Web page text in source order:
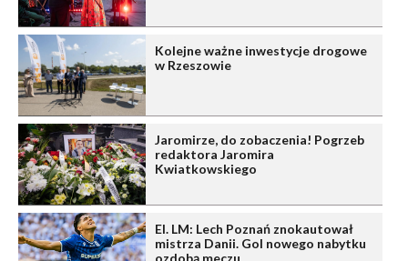
Kolejne ważne inwestycje drogowe
w Rzeszowie
Jaromirze, do zobaczenia! Pogrzeb
redaktora Jaromira
Kwiatkowskiego
El. LM: Lech Poznań znokautował
mistrza Danii. Gol nowego nabytku